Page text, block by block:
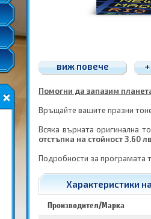
гаранции
виж повече
Помогни да запазим
Връщайте вашите празни
Всяка върната оригинална
отстъпка на стойност 3.60
Подробности за програмата
Характеристики
Производител/Марка